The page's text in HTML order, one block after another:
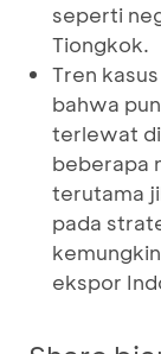
seperti
Tiongkok.
Tren
bahwa
terlewat
beberapa
terutama
pada
ekspor